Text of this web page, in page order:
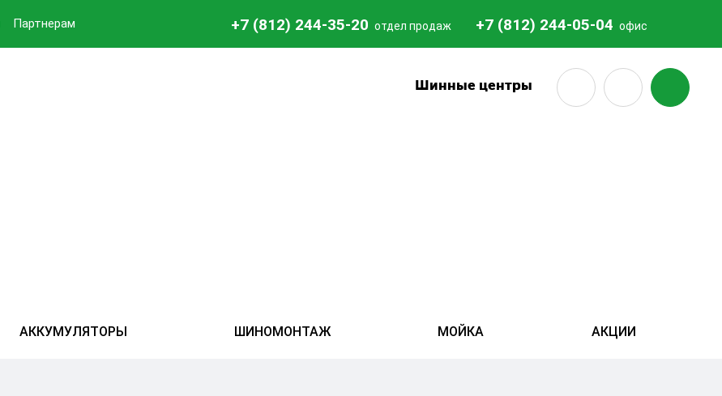
Партнерам +7 (812) 244-35-20 отдел продаж +7 (812) 244-05-04 офис
Шинные центры
АККУМУЛЯТОРЫ ШИНОМОНТАЖ МОЙКА АКЦИИ